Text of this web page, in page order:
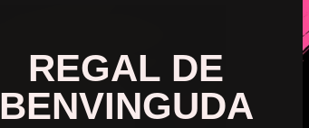
REGAL DE
BENVINGUDA